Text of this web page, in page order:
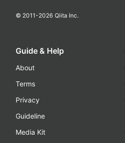
© 2011-2026 Qiita Inc.
Guide & Help
About
Terms
Privacy
Guideline
Media Kit